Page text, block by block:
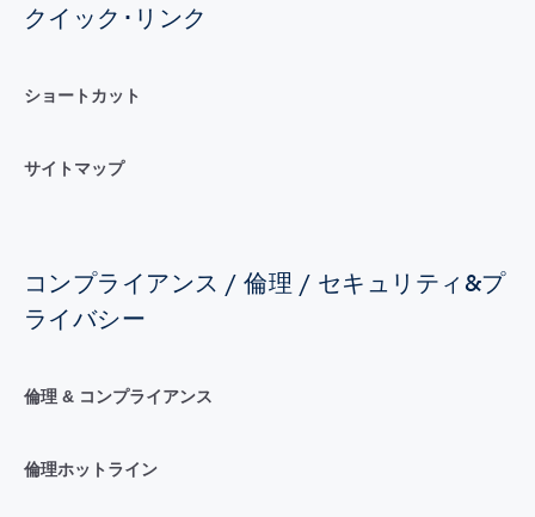
クイック･リンク
ショートカット
サイトマップ
コンプライアンス / 倫理 / セキュリティ&プ
ライバシー
倫理 & コンプライアンス
倫理ホットライン